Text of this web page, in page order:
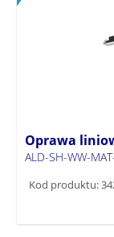
Oprawa
ALD-SH-WW-
Kod produktu: